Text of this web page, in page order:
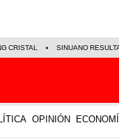
CRISTAL SINUANO
OPINIÓN